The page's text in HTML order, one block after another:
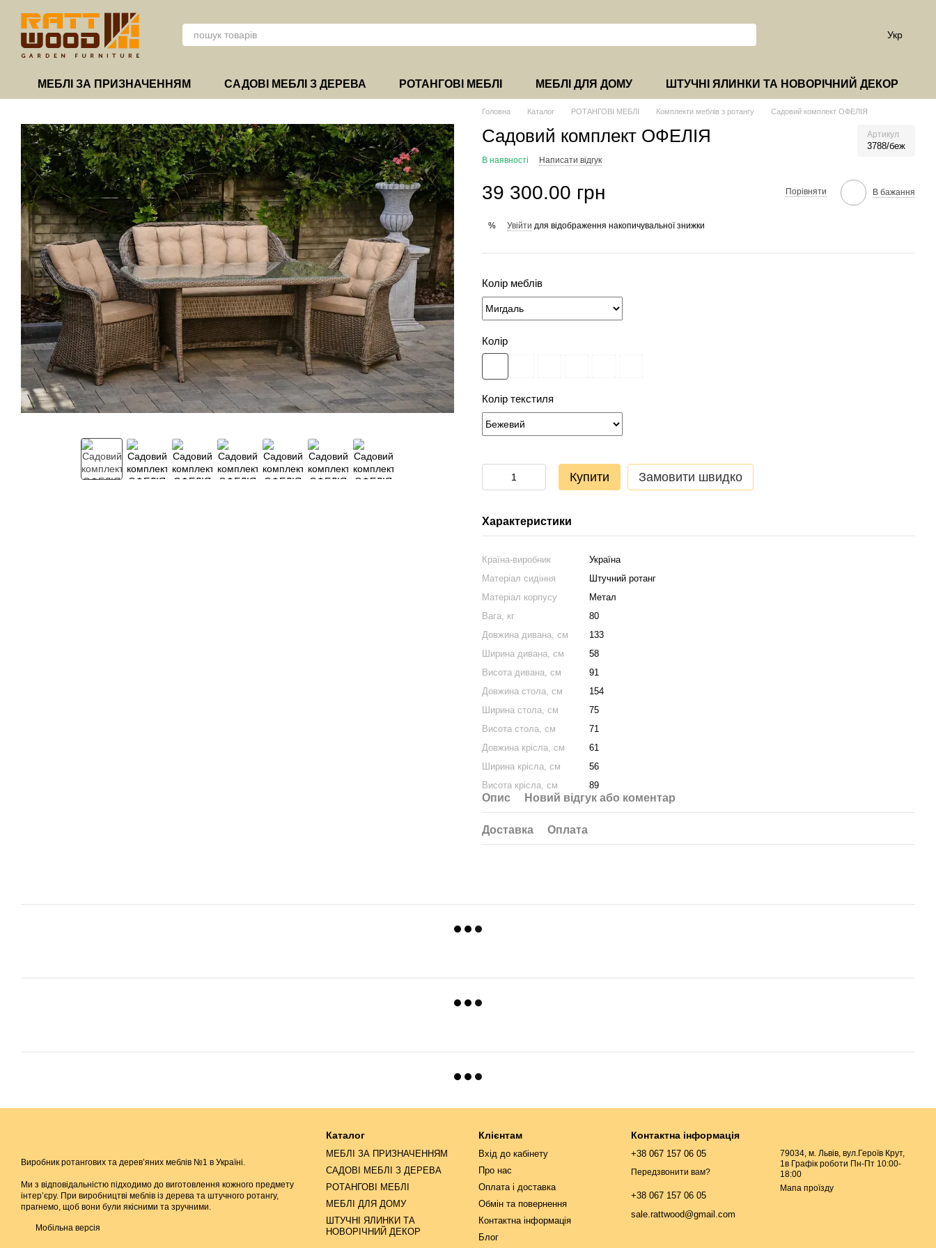
Перейти до основного контенту
Укр
МЕБЛІ ЗА ПРИЗНАЧЕННЯМ САДОВІ МЕБЛІ З ДЕРЕВА РОТАНГОВІ МЕБЛІ МЕБЛІ ДЛЯ ДОМУ ШТУЧНІ ЯЛИНКИ ТА НОВОРІЧНИЙ ДЕКОР
Головна Каталог РОТАНГОВІ МЕБЛІ Комплекти меблів з ротангу Садовий комплект ОФЕЛІЯ
Садовий комплект ОФЕЛІЯ Артикул
3788/беж
В наявності Написати відгук
39 300.00 грн Порівняти В бажання
% Увійти для відображення накопичувальної знижки
Колір меблів
Колір
Колір текстиля
Купити Замовити швидко
Характеристики
Країна-виробник
Україна
Матеріал сидіння
Штучний ротанг
Матеріал корпусу
Метал
Вага, кг
80
Довжина дивана, см
133
Ширина дивана, см
58
Висота дивана, см
91
Довжина стола, см
154
Ширина стола, см
75
Висота стола, см
71
Довжина крісла, см
61
Ширина крісла, см
56
Висота крісла, см
89
Опис Новий відгук або коментар
Доставка Оплата
Виробник ротангових та дерев’яних меблів №1 в Україні.
Ми з відповідальністю підходимо до виготовлення кожного предмету
інтер’єру. При виробництві меблів із дерева та штучного ротангу,
прагнемо, щоб вони були якісними та зручними.
Мобільна версія
Каталог
МЕБЛІ ЗА ПРИЗНАЧЕННЯМ
САДОВІ МЕБЛІ З ДЕРЕВА
РОТАНГОВІ МЕБЛІ
МЕБЛІ ДЛЯ ДОМУ
ШТУЧНІ ЯЛИНКИ ТА
НОВОРІЧНИЙ ДЕКОР
Клієнтам
Вхід до кабінету
Про нас
Оплата і доставка
Обмін та повернення
Контактна інформація
Блог
Контактна інформація
+38 067 157 06 05
Передзвонити вам?
+38 067 157 06 05
sale.rattwood@gmail.com
79034, м. Львів, вул.Героїв Крут,
1в Графік роботи Пн-Пт 10:00-
18:00
Мапа проїзду